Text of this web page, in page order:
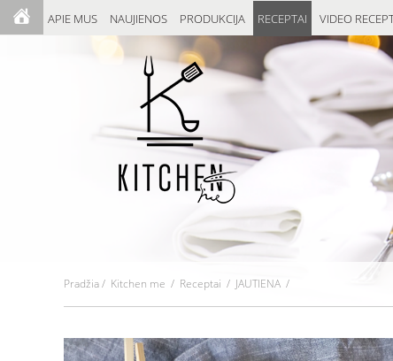
APIE MUS NAUJIENOS PRODUKCIJA RECEPTAI VIDEO
Pradžia/ Kitchen me / Receptai / JAUTIENA /